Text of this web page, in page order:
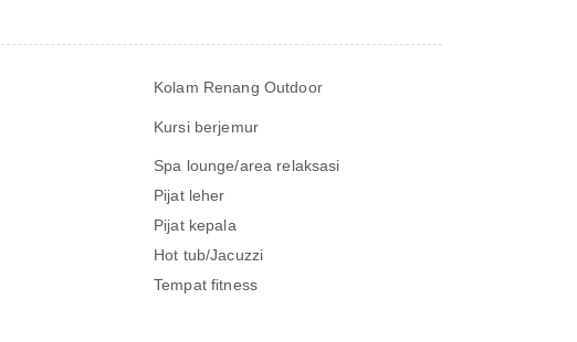
Kolam Renang Outdoor
Kursi berjemur
Spa lounge/area relaksasi
Pijat leher
Pijat kepala
Hot tub/Jacuzzi
Tempat fitness